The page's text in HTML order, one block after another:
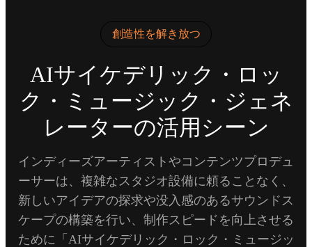
創造性を解き放つ
AIサイケデリック・ロッ
ク・ミュージック・ジェネ
レーターの活用シーン
インディーズアーティストやコンテンツプロデュ
ーサーは、複雑なスタジオ設備に頼ることなく、
新しいアイデアの探求や没入感のあるサウンドス
ケープの構築を行い、制作スピードを向上させる
ために「AIサイケデリック・ロック・ミュージッ